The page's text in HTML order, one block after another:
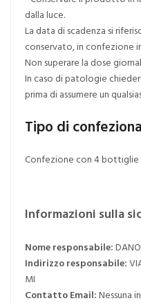
dalla luce.
La data di scadenza si
conservato, in confezione
Non superare la dose
In caso di patologie
prima di assumere un
Tipo di
Confezione con 4 bottiglie
Informazioni sulla
Nome responsabile:
Indirizzo responsabile:
MI
Contatto Email:Nessuna